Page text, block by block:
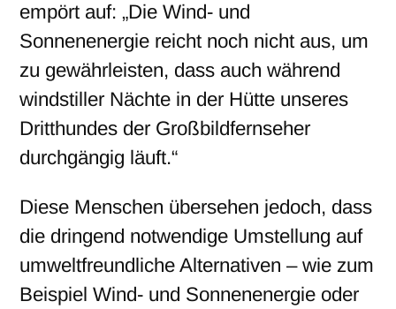
empört auf: „Die Wind- und
Sonnenenergie reicht noch nicht aus, um
zu gewährleisten, dass auch während
windstiller Nächte in der Hütte unseres
Dritthundes der Großbildfernseher
durchgängig läuft.“
Diese Menschen übersehen jedoch, dass
die dringend notwendige Umstellung auf
umweltfreundliche Alternativen – wie zum
Beispiel Wind- und Sonnenenergie oder